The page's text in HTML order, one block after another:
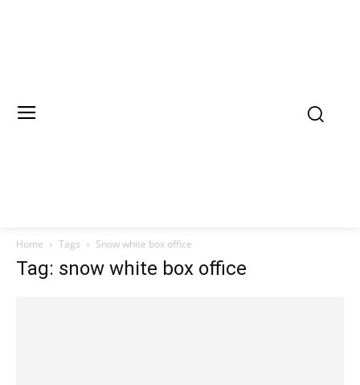
Home Tags Snow white box office
Tag: snow white box office